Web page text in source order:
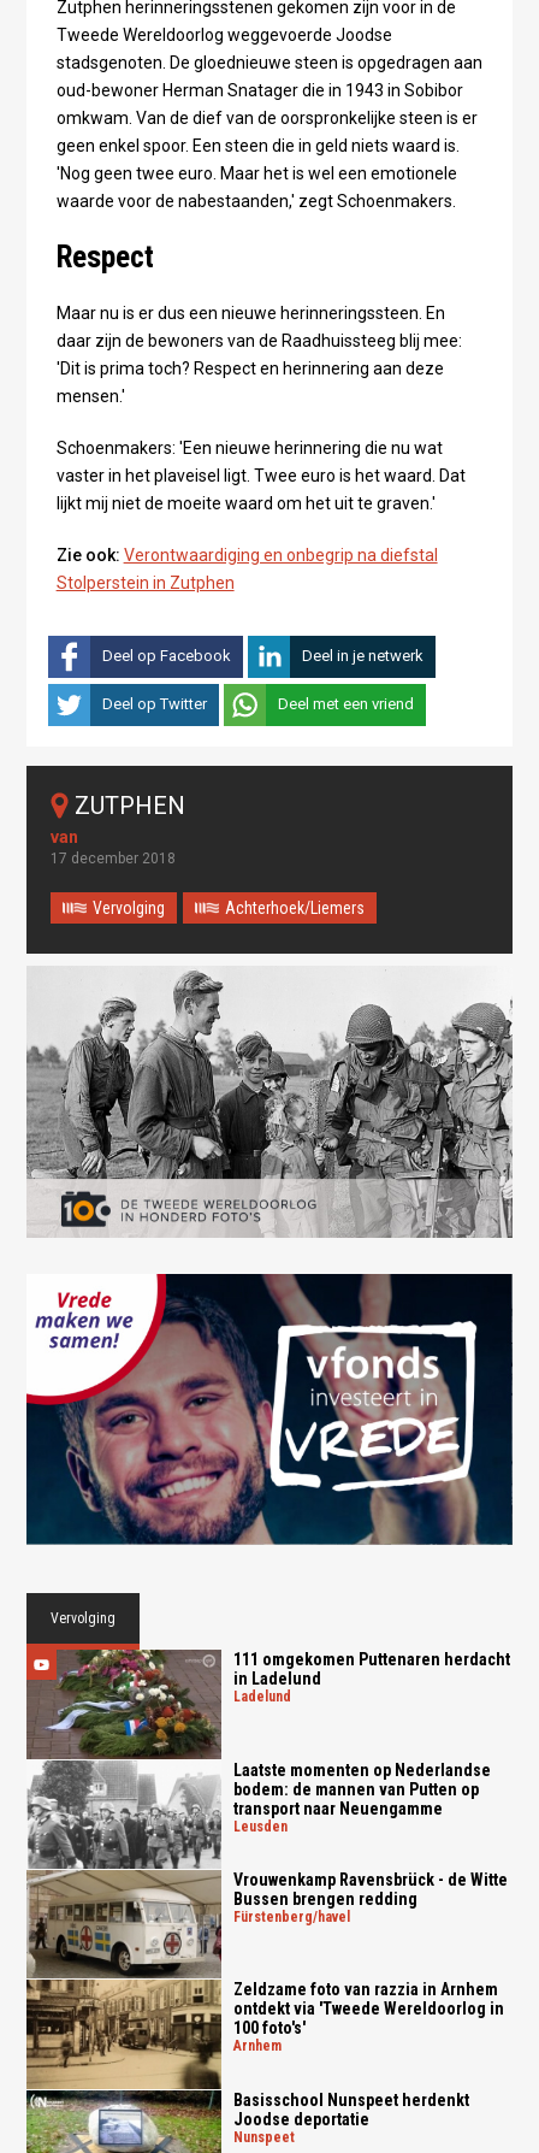
Zutphen herinneringsstenen gekomen zijn voor in de
Tweede Wereldoorlog weggevoerde Joodse
stadsgenoten. De gloednieuwe steen is opgedragen aan
oud-bewoner Herman Snatager die in 1943 in Sobibor
omkwam. Van de dief van de oorspronkelijke steen is er
geen enkel spoor. Een steen die in geld niets waard is.
'Nog geen twee euro. Maar het is wel een emotionele
waarde voor de nabestaanden,' zegt Schoenmakers.
Respect
Maar nu is er dus een nieuwe herinneringssteen. En
daar zijn de bewoners van de Raadhuissteeg blij mee:
'Dit is prima toch? Respect en herinnering aan deze
mensen.'
Schoenmakers: 'Een nieuwe herinnering die nu wat
vaster in het plaveisel ligt. Twee euro is het waard. Dat
lijkt mij niet de moeite waard om het uit te graven.'
Zie ook: Verontwaardiging en onbegrip na diefstal
Stolperstein in Zutphen
Deel op Facebook Deel in je netwerk
Deel op Twitter Deel met een vriend
ZUTPHEN
17 december 2018
Vervolging Achterhoek/Liemers
Vervolging
111 omgekomen Puttenaren herdacht
in Ladelund
ladelund
Laatste momenten op Nederlandse
bodem: de mannen van Putten op
transport naar Neuengamme
leusden
Vrouwenkamp Ravensbrück - de Witte
Bussen brengen redding
fürstenberg/havel
Zeldzame foto van razzia in Arnhem
ontdekt via 'Tweede Wereldoorlog in
100 foto's'
arnhem
Basisschool Nunspeet herdenkt
Joodse deportatie
nunspeet